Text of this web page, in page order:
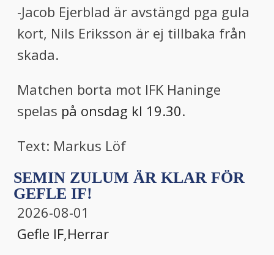
-Jacob Ejerblad är avstängd pga gula
kort, Nils Eriksson är ej tillbaka från
skada.
Matchen borta mot IFK Haninge
spelas på onsdag kl 19.30.
Text: Markus Löf
SEMIN ZULUM ÄR KLAR FÖR
GEFLE IF!
2026-08-01
Gefle IF,Herrar